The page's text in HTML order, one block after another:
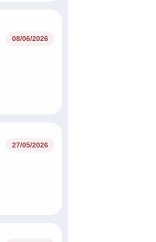
08/06/2026
27/05/2026